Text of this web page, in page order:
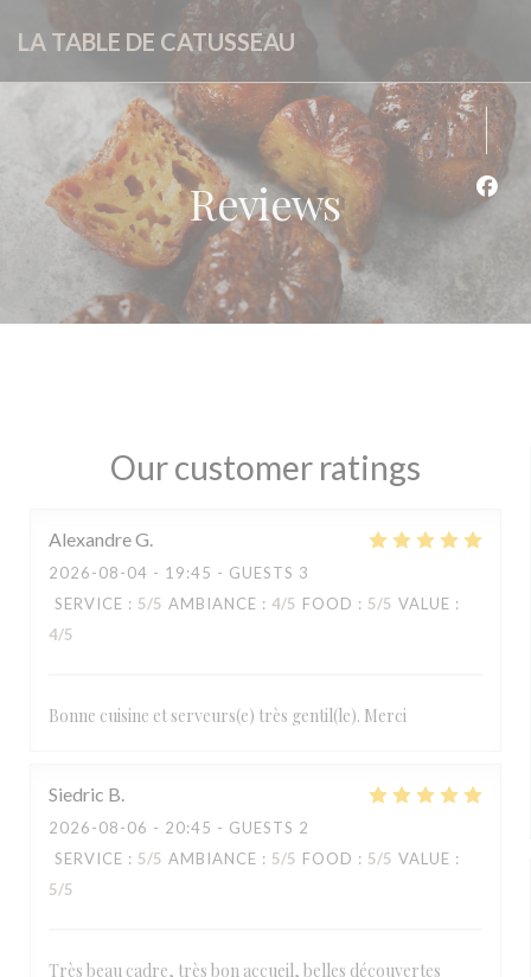
Personalizing your cookie choices
LA TABLE DE CATUSSEAU
Reviews
Our customer ratings
AlexandreG
2026-08-04 - 19:45 - GUESTS 3
SERVICE : 5/5 AMBIANCE : 4/5 FOOD : 5/5 VALUE :
4/5
Bonne cuisine et serveurs(e) très gentil(le). Merci
Siedric B
2026-08-06 - 20:45 - GUESTS 2
SERVICE : 5/5 AMBIANCE : 5/5 FOOD : 5/5 VALUE :
5/5
Très beau cadre, très bon accueil, belles découvertes